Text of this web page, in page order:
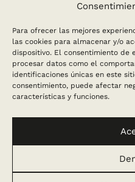
Para ofrecer las mejores
las cookies para almacenar y/o
dispositivo. El consentimiento de
procesar datos como el
identificaciones únicas en este
consentimiento, puede afectar
características y funciones.
¿Cuánto
medida en